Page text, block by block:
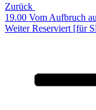
Zurück
19.00 Vom Aufbruch
Nächster
Weiter Reserviert [für